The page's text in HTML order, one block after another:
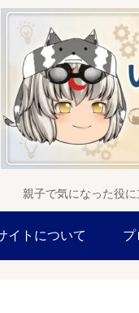
親子で気になった役
イトについて プ